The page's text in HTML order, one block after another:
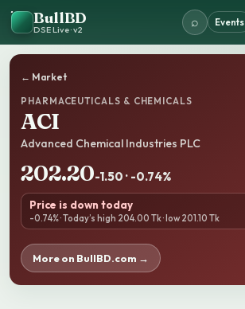
BullBD
DSE Live · v2
⌕ Events
← Market
PHARMACEUTICALS & CHEMICALS
ACI
Advanced Chemical Industries PLC
202.20-1.50 · -0.74%
Price is down today
-0.74% · Today’s high 204.00 Tk · low 201.10 Tk
More on BullBD.com →